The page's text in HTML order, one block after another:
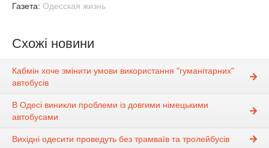
Газета: Одесская жизнь
Схожі новини
Кабмін хоче змінити умови використання "гуманітарних"
автобусів
В Одесі виникли проблеми із довгими німецькими
автобусами
Вихідні одесити проведуть без трамваїв та тролейбусів